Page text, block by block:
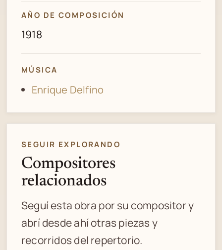
AÑO DE COMPOSICIÓN
1918
MÚSICA
Enrique Delfino
SEGUIR EXPLORANDO
Compositores
relacionados
Seguí esta obra por su compositor y
abrí desde ahí otras piezas y
recorridos del repertorio.